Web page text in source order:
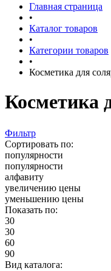
Главная страница
•
Каталог товаров
•
Категории товаров
•
Косметика для
Косметика
Фильтр
Сортировать по:
популярности
популярности
алфавиту
увеличению цены
уменьшению цены
Показать по:
30
30
60
90
Вид каталога: